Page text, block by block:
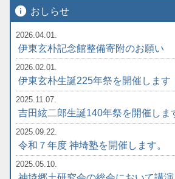
info おしらせ
2026.04.01.
伊東玄朴記念館整備寄附のお願い
2026.02.01.
伊東玄朴生誕225年祭を開催します
2025.11.07.
吉田絃二郎生誕140年祭を開催しま
2025.09.22.
令和７年度 神埼塾を開催します。
2025.05.10.